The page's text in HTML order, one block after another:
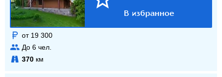
от 19 300
До 6 чел.
370 км